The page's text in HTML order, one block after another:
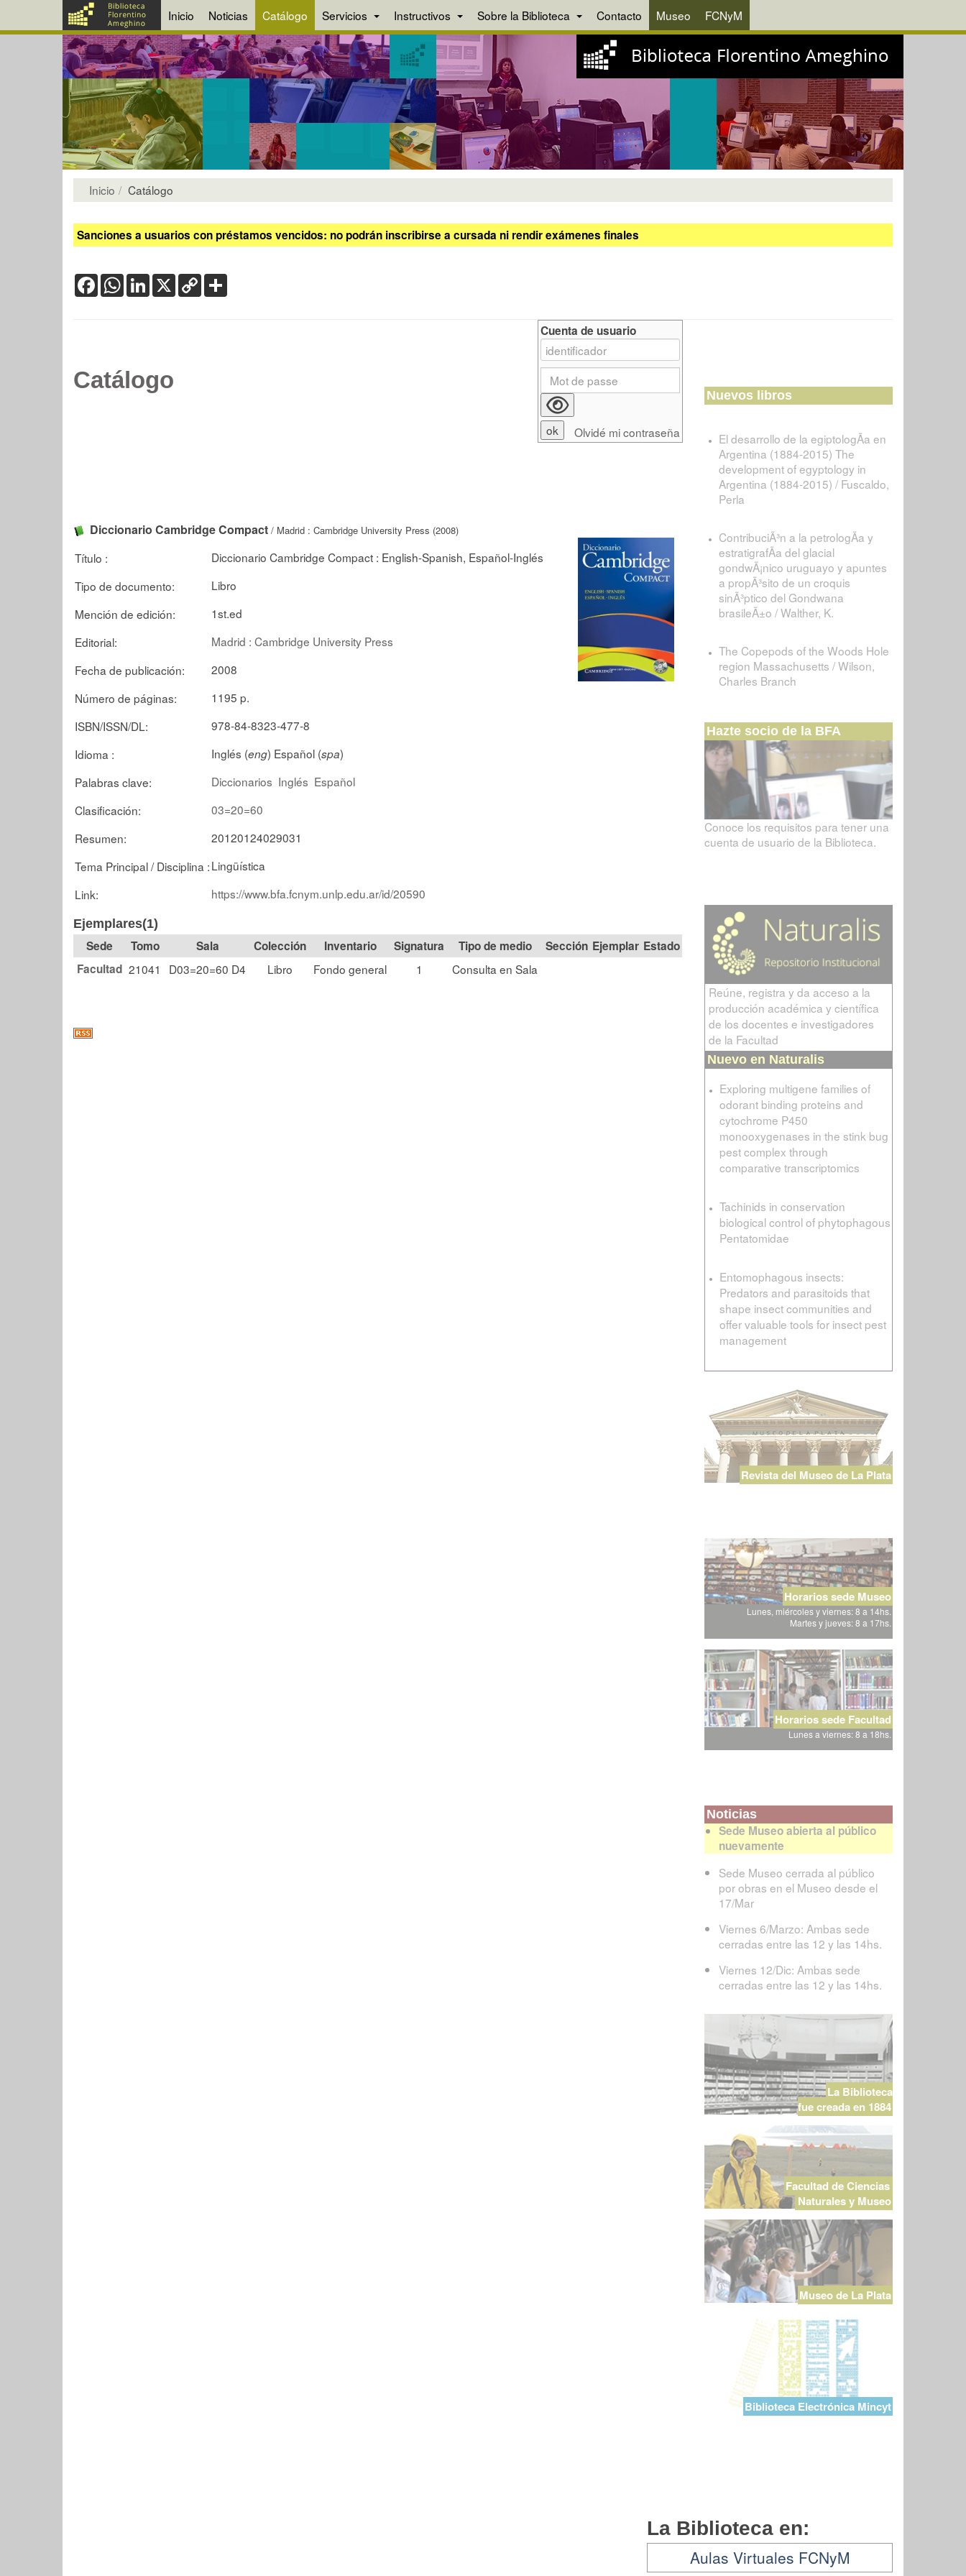
Inicio Noticias Catálogo Servicios Instructivos Sobre la Biblioteca Contacto Museo FCNyM
Inicio Catálogo
Sanciones a usuarios con préstamos vencidos: no podrán inscribirse a cursada ni rendir exámenes finales
FacebookWhatsApp
LinkedIn
X Copy
Link
Catálogo
Diccionario Cambridge Compact / Madrid : Cambridge University Press (2008)
Título :
Diccionario Cambridge Compact : English-Spanish, Español-Inglés
Tipo de documento:
Libro
Mención de edición:
1st.ed
Editorial:
Madrid : Cambridge University Press
Fecha de publicación:
2008
Número de páginas:
1195 p.
ISBN/ISSN/DL:
978-84-8323-477-8
Idioma :
Inglés (eng) Español (spa)
Palabras clave:
Diccionarios Inglés Español
Clasificación:
03=20=60
Resumen:
20120124029031
Tema Principal / Disciplina :Lingüística
Link:
https://www.bfa.fcnym.unlp.edu.ar/id/20590
Ejemplares(1)
Tomo Sala Colección Signatura Tipo de medio Sección
Estado
Facultad 21041 D03=20=60 D4 Libro Fondo general 1 Consulta en Sala
Cuenta de usuario
Olvidé mi contraseña
Nuevos libros
El desarrollo de la egiptologÃ­a en
Argentina (1884-2015) The
development of egyptology in
Argentina (1884-2015) / Fuscaldo,
Perla
ContribuciÃ³n a la petrologÃ­a y
estratigrafÃ­a del glacial
gondwÃ¡nico uruguayo y apuntes
a propÃ³sito de un croquis
sinÃ³ptico del Gondwana
brasileÃ±o / Walther, K.
The Copepods of the Woods Hole
region Massachusetts / Wilson,
Charles Branch
Hazte socio de la BFA
Conoce los requisitos para tener una
cuenta de usuario de la Biblioteca.
Reúne, registra y da acceso a la
producción académica y científica
de los docentes e investigadores
de la Facultad
Nuevo en Naturalis
Exploring multigene families of
odorant binding proteins and
cytochrome P450
monooxygenases in the stink bug
pest complex through
comparative transcriptomics
Tachinids in conservation
biological control of phytophagous
Pentatomidae
Entomophagous insects:
Predators and parasitoids that
shape insect communities and
offer valuable tools for insect pest
management
Revista del Museo de La Plata
Horarios sede Museo
Lunes, miércoles y viernes: 8 a 14hs.
Martes y jueves: 8 a 17hs.
Horarios sede Facultad
Lunes a viernes: 8 a 18hs.
Noticias
Sede Museo abierta al público
nuevamente
Sede Museo cerrada al público
por obras en el Museo desde el
17/Mar
Viernes 6/Marzo: Ambas sede
cerradas entre las 12 y las 14hs.
Viernes 12/Dic: Ambas sede
cerradas entre las 12 y las 14hs.
La Biblioteca
fue creada en 1884
Facultad de Ciencias
Naturales y Museo
Museo de La Plata
Biblioteca Electrónica Mincyt
La Biblioteca en:
Aulas Virtuales FCNyM